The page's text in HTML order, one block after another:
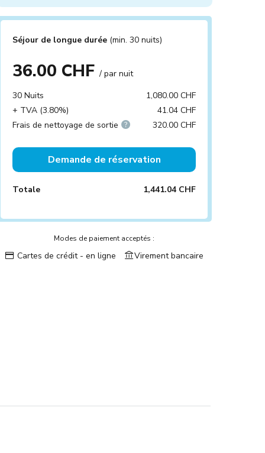
Séjour de longue durée (min. 30 nuits)
36.00 CHF/ par nuit
30 Nuits
1,080.00 CHF
+ TVA (3.80%)
41.04 CHF
Frais de nettoyage de sortie
320.00 CHF
Demande de réservation
Totale 1,441.04 CHF
Modes de paiement acceptés :
Cartes de crédit - en ligne Virement bancaire